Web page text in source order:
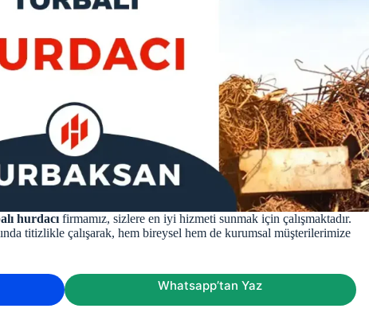
hurdacıfirmamız, sizlere en iyi hizmeti sunmak için çalışmaktadır.
titizlikle çalışarak, hem bireysel hem de kurumsal müşterilerimize
Whatsapp’tan Yaz